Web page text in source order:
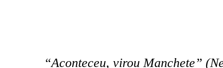
“Aconteceu, virou Manchete”